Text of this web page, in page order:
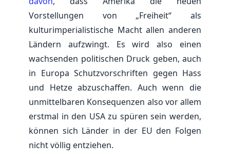
Vorstellungen von „Freiheit“ als
kulturimperialistische Macht allen anderen
Ländern aufzwingt. Es wird also einen
wachsenden politischen Druck geben, auch
in Europa Schutzvorschriften gegen Hass
und Hetze abzuschaffen. Auch wenn die
unmittelbaren Konsequenzen also vor allem
erstmal in den USA zu spüren sein werden,
können sich Länder in der EU den Folgen
nicht völlig entziehen.